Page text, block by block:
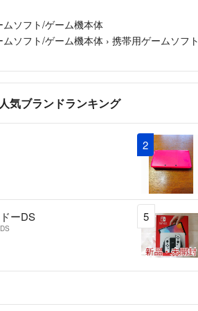
ムソフト/ゲーム機本体
ムソフト/ゲーム機本体 › 携帯用ゲームソフト
気ブランドランキング
2
ーDS 5